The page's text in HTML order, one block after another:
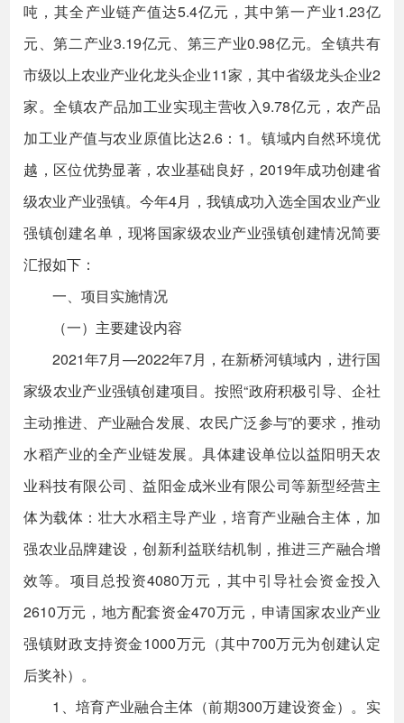
吨，其全产业链产值达5.4亿元，其中第一产业1.23亿
元、第二产业3.19亿元、第三产业0.98亿元。全镇共有
市级以上农业产业化龙头企业11家，其中省级龙头企业2
家。全镇农产品加工业实现主营收入9.78亿元，农产品
加工业产值与农业原值比达2.6：1。镇域内自然环境优
越，区位优势显著，农业基础良好，2019年成功创建省
级农业产业强镇。今年4月，我镇成功入选全国农业产业
强镇创建名单，现将国家级农业产业强镇创建情况简要
汇报如下：
一、项目实施情况
（一）主要建设内容
2021年7月—2022年7月，在新桥河镇域内，进行国
家级农业产业强镇创建项目。按照“政府积极引导、企社
主动推进、产业融合发展、农民广泛参与”的要求，推动
水稻产业的全产业链发展。具体建设单位以益阳明天农
业科技有限公司、益阳金成米业有限公司等新型经营主
体为载体：壮大水稻主导产业，培育产业融合主体，加
强农业品牌建设，创新利益联结机制，推进三产融合增
效等。项目总投资4080万元，其中引导社会资金投入
2610万元，地方配套资金470万元，申请国家农业产业
强镇财政支持资金1000万元（其中700万元为创建认定
后奖补）。
1、培育产业融合主体（前期300万建设资金）。实